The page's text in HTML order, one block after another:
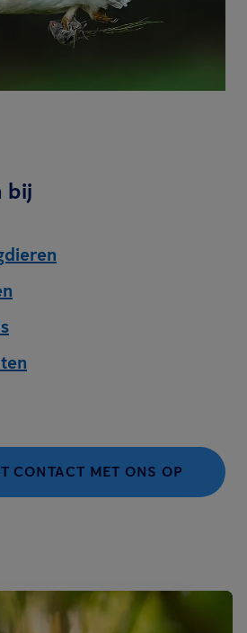
bij
CONTACT MET ONS OP